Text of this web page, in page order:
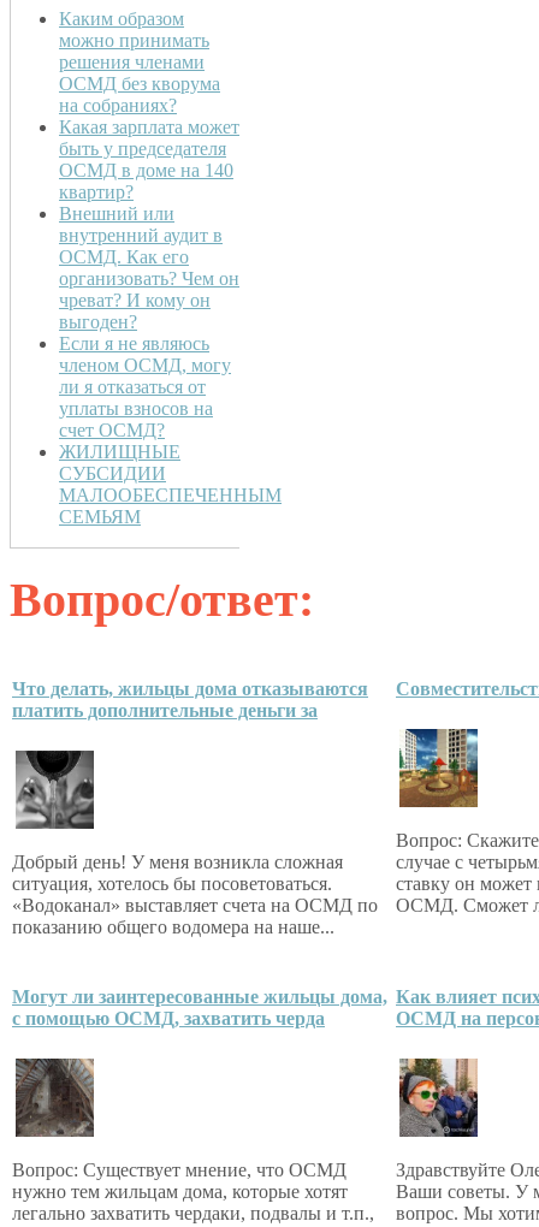
Каким образом
можно принимать
решения членами
ОСМД без кворума
на собраниях?
Какая зарплата может
быть у председателя
ОСМД в доме на 140
квартир?
Внешний или
внутренний аудит в
ОСМД. Как его
организовать? Чем он
чреват? И кому он
выгоден?
Если я не являюсь
членом ОСМД, могу
ли я отказаться от
уплаты взносов на
счет ОСМД?
ЖИЛИЩНЫЕ
СУБСИДИИ
МАЛООБЕСПЕЧЕННЫМ
СЕМЬЯМ
Вопрос/ответ:
Что делать, жильцы дома отказываются
платить дополнительные деньги за
Добрый день! У меня возникла сложная
ситуация, хотелось бы посоветоваться.
«Водоканал» выставляет счета на ОСМД по
показанию общего водомера на наше...
Вопрос:
случае с
ставку он может
ОСМД. Сможет
Могут ли заинтересованные жильцы дома,
с помощью ОСМД, захватить черда
Вопрос: Существует мнение, что ОСМД
нужно тем жильцам дома, которые хотят
легально захватить чердаки, подвалы и т.п.,
Как влияет
ОСМД на
Здравствуйте
Ваши советы. У
вопрос. Мы